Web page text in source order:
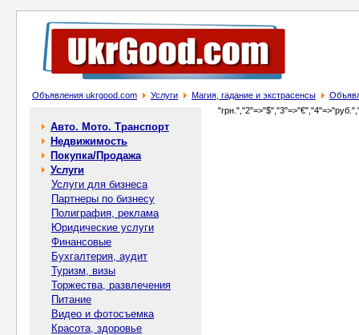
Объявления ukrgood.com Услуги Магия, гадание и экстрасенсы
Авто. Мото. Транспорт
Недвижимость
Покупка/Продажа
Услуги
Услуги для бизнеса
Партнеры по бизнесу
Полиграфия, реклама
Юридические услуги
Финансовые
Бухгалтерия, аудит
Туризм, визы
Торжества, развлечения
Питание
Видео и фотосъемка
Красота, здоровье